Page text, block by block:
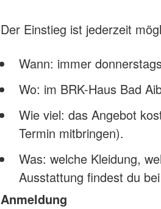
Der Einstieg ist jederzeit
Wann: immer
Wo: im BRK-Haus Bad
Wie viel: das Angebot
Termin mitbringen).
Was: welche Kleidung,
Ausstattung findest du
Anmeldung